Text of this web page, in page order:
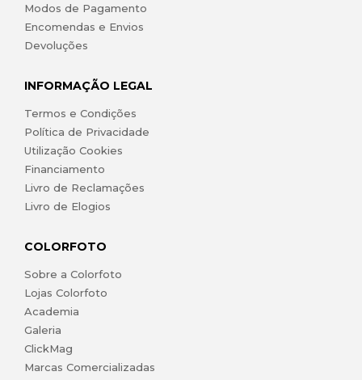
Modos de Pagamento
Encomendas e Envios
Devoluções
INFORMAÇÃO LEGAL
Termos e Condições
Política de Privacidade
Utilização Cookies
Financiamento
Livro de Reclamações
Livro de Elogios
COLORFOTO
Sobre a Colorfoto
Lojas Colorfoto
Academia
Galeria
ClickMag
Marcas Comercializadas